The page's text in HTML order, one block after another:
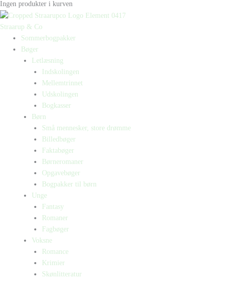
Ingen produkter i kurven
Straarup & Co
Sommerbogpakker
Bøger
Letlæsning
Indskolingen
Mellemtrinnet
Udskolingen
Bogkasser
Børn
Små mennesker, store drømme
Billedbøger
Faktabøger
Børneromaner
Opgavebøger
Bogpakker til børn
Unge
Fantasy
Romaner
Fagbøger
Voksne
Romance
Krimier
Skønlitteratur